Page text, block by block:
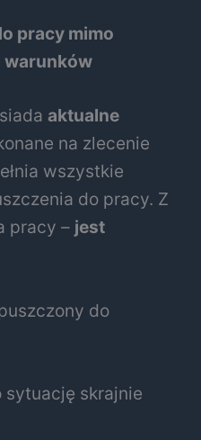
pracy mimo
warunków
aktualne
na zlecenie
wszystkie
do pracy. Z
pracy – jest
do
skrajnie